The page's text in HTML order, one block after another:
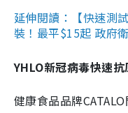
延伸閱讀：【快速測
裝！最平$15起 政府
YHLO新冠病毒快速
健康食品品牌